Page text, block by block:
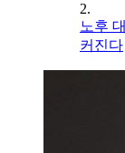
2.
노후
커진다